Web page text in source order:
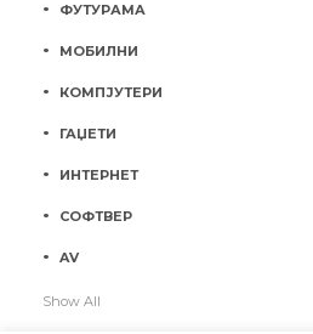
ФУТУРАМА
МОБИЛНИ
КОМПЈУТЕРИ
ГАЏЕТИ
ИНТЕРНЕТ
СОФТВЕР
AV
Show All